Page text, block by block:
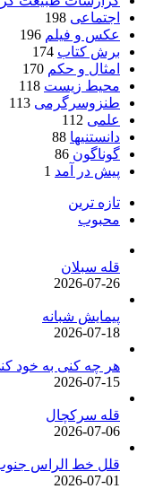
اجتماعی 198
عکس و فیلم 196
برش کتاب 174
امثال و حکم 170
محیط زیست 118
طنزوسرگرمی 113
علمی 112
دانستنیها 88
گوناگون 86
پیش در آمد 1
تازه ترین
محبوب
قله سبلان
2026-07-26
پیمایش شبانه
2026-07-18
هر چه کنی به خود
2026-07-15
قله سرکچال
2026-07-06
قلل خط الراس
2026-07-01